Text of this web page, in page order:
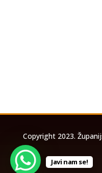
Copyright 2023.
Javi nam se!